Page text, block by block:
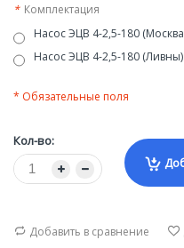
* Комплектация
Насос ЭЦВ 4-2,5-180
Насос ЭЦВ 4-2,5-180 (Ливны)
* Обязательные поля
Кол-во:
Добавить в сравнение